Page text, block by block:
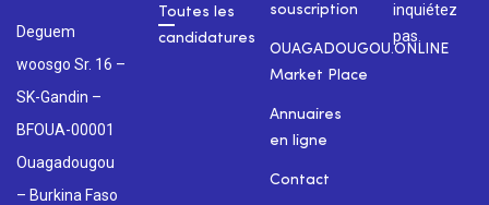
Deguem
woosgo Sr. 16 –
SK-Gandin –
BFOUA-00001
Ouagadougou
– Burkina Faso
Toutes les
candidatures
souscription
OUAGADOUGOU.ONLINE
Market Place
Annuaires
en ligne
Contact
inquiétez
pas.